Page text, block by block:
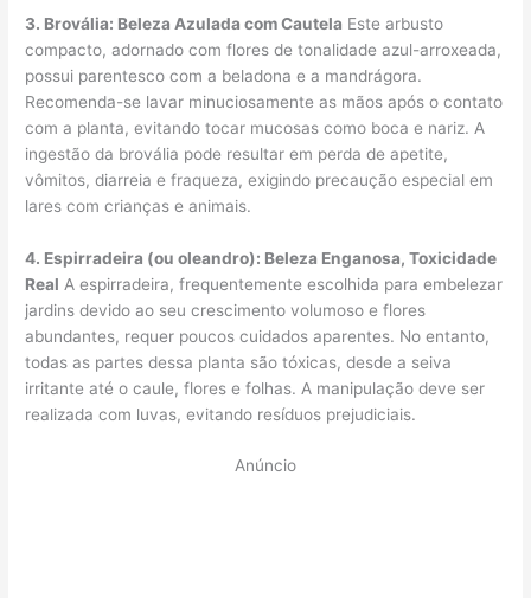
3. Brovália: Beleza Azulada com Cautela Este arbusto
compacto, adornado com flores de tonalidade azul-arroxeada,
possui parentesco com a beladona e a mandrágora.
Recomenda-se lavar minuciosamente as mãos após o contato
com a planta, evitando tocar mucosas como boca e nariz. A
ingestão da brovália pode resultar em perda de apetite,
vômitos, diarreia e fraqueza, exigindo precaução especial em
lares com crianças e animais.
4. Espirradeira (ou oleandro): Beleza Enganosa, Toxicidade
Real A espirradeira, frequentemente escolhida para embelezar
jardins devido ao seu crescimento volumoso e flores
abundantes, requer poucos cuidados aparentes. No entanto,
todas as partes dessa planta são tóxicas, desde a seiva
irritante até o caule, flores e folhas. A manipulação deve ser
realizada com luvas, evitando resíduos prejudiciais.
Anúncio